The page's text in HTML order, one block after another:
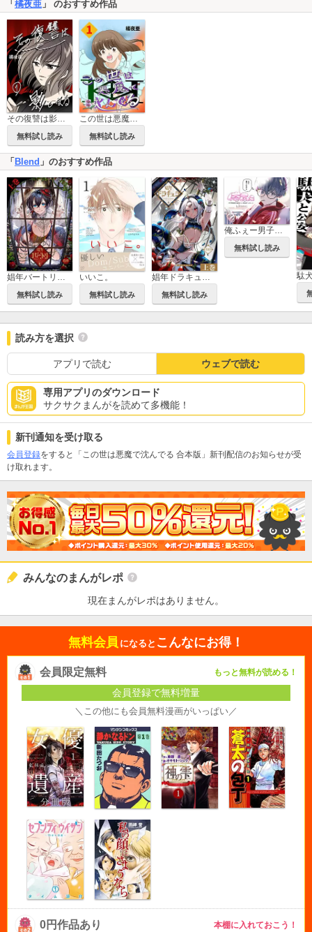
「 橘夜亜 」 のおすすめ作品
無料試し読み
この世は悪魔で沈んでる
無料試し読み
「 Blend 」のおすすめ作品
娼年バートリ【白抜き版】
無料試し読み
いいこ。
無料試し読み
娼年ドラキュラ【白抜き版】
無料試し読み
無料試し読み
駄
読み方を選択
アプリで読む ウェブで読む
専用アプリのダウンロード
サクサクまんがを読めて多機能！
新刊通知を受け取る
会員登録をすると「この世は悪魔で沈んでる 合本版」新刊配信のお知らせが受
け取れます。
みんなのまんがレポ
現在まんがレポはありません。
無料会員 になると こんなにお得！
会員限定無料 もっと無料が読める！
会員登録で無料増量
＼この他にも会員無料漫画がいっぱい／
0円作品あり 本棚に入れておこう！